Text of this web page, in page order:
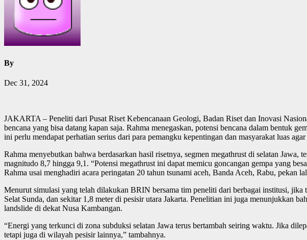
By
Dec 31, 2024
JAKARTA – Peneliti dari Pusat Riset Kebencanaan Geologi, Badan Riset dan Inovasi
bencana yang bisa datang kapan saja. Rahma menegaskan, potensi bencana dalam bentuk
ini perlu mendapat perhatian serius dari para pemangku kepentingan dan masyarakat luas
Rahma menyebutkan bahwa berdasarkan hasil risetnya, segmen megathrust di selatan
magnitudo 8,7 hingga 9,1. “Potensi megathrust ini dapat memicu goncangan gempa yang
Rahma usai menghadiri acara peringatan 20 tahun tsunami aceh, Banda Aceh, Rabu, pekan
Menurut simulasi yang telah dilakukan BRIN bersama tim peneliti dari berbagai institusi,
Selat Sunda, dan sekitar 1,8 meter di pesisir utara Jakarta. Penelitian ini juga menunjukkan
landslide di dekat Nusa Kambangan.
“Energi yang terkunci di zona subduksi selatan Jawa terus bertambah seiring waktu. Jika
tetapi juga di wilayah pesisir lainnya,” tambahnya.